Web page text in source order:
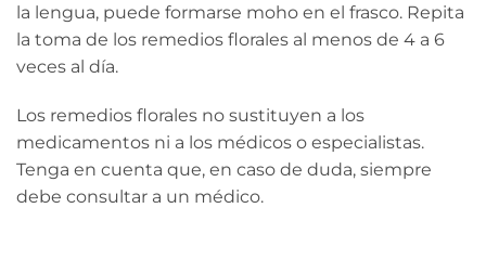
la lengua, puede formarse moho en el frasco. Repita
la toma de los remedios florales al menos de 4 a 6
veces al día.
Los remedios florales no sustituyen a los
medicamentos ni a los médicos o especialistas.
Tenga en cuenta que, en caso de duda, siempre
debe consultar a un médico.